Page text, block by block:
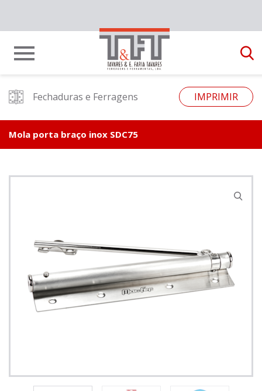
Fechaduras e Ferragens IMPRIMIR
Mola porta braço inox SDC75